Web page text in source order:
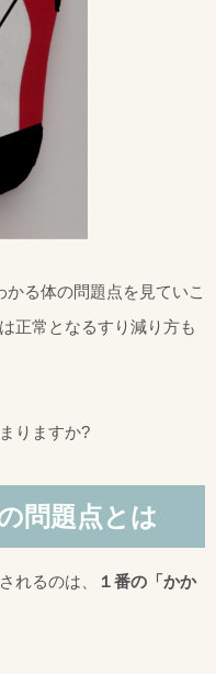
る体の問題点を見ていこ
正常となるすり減り方も
りますか?
問題点とは
れるのは、
１番の「かか